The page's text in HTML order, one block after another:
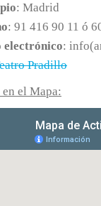
: Madrid
: 91 416 90 11 ó
electrónico:
Pradillo
el Mapa: